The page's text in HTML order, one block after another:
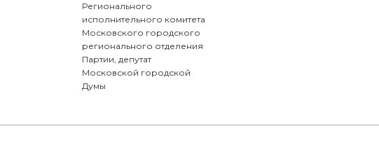
Регионального
исполнительного комитета
Московского городского
регионального отделения
Партии, депутат
Московской городской
Думы